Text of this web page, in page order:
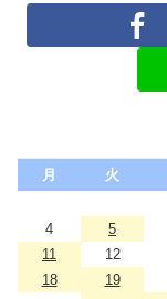
月 火
4
5
11
12
18
19